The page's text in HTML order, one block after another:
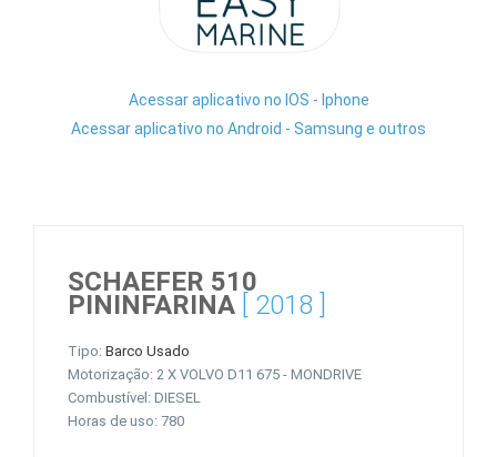
Acessar aplicativo no IOS - Iphone
Acessar aplicativo no Android - Samsung e outros
SCHAEFER 510
PININFARINA [ 2018 ]
Tipo: Barco Usado
Motorização: 2 X VOLVO D11 675 - MONDRIVE
Combustível: DIESEL
Horas de uso: 780